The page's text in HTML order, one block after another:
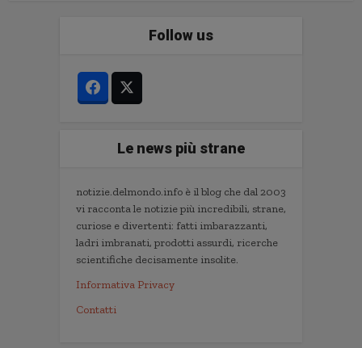
Follow us
Le news più strane
notizie.delmondo.info è il blog che dal 2003
vi racconta le notizie più incredibili, strane,
curiose e divertenti: fatti imbarazzanti,
ladri imbranati, prodotti assurdi, ricerche
scientifiche decisamente insolite.
Informativa Privacy
Contatti